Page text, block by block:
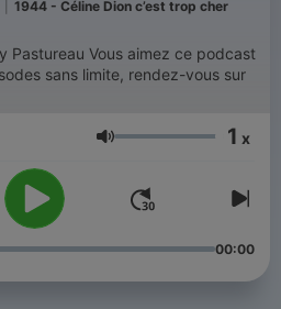
1944 - Céline Dion c’est trop cher
aimez ce podcast
sans limite, rendez-vous sur
Volume 1 x
00:00